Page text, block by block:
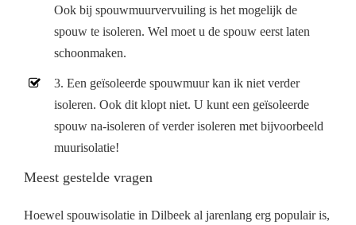
Ook bij spouwmuurvervuiling is het mogelijk de
spouw te isoleren. Wel moet u de spouw eerst laten
schoonmaken.
3. Een geïsoleerde spouwmuur kan ik niet verder
isoleren. Ook dit klopt niet. U kunt een geïsoleerde
spouw na-isoleren of verder isoleren met bijvoorbeeld
muurisolatie!
Meest gestelde vragen
Hoewel spouwisolatie in Dilbeek al jarenlang erg populair is,